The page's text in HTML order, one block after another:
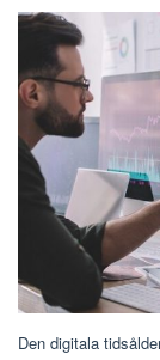
Den digitala